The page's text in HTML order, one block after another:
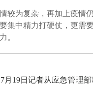
较为复杂，再加上疫情
集中精力打硬仗，更需
。
日记者从应急管理部